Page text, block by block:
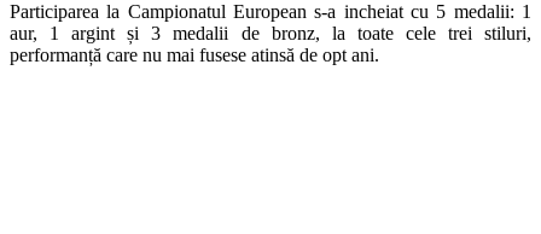
Participarea la Campionatul European s-a incheiat cu 5 medalii: 1
aur, 1 argint și 3 medalii de bronz, la toate cele trei stiluri,
performanță care nu mai fusese atinsă de opt ani.